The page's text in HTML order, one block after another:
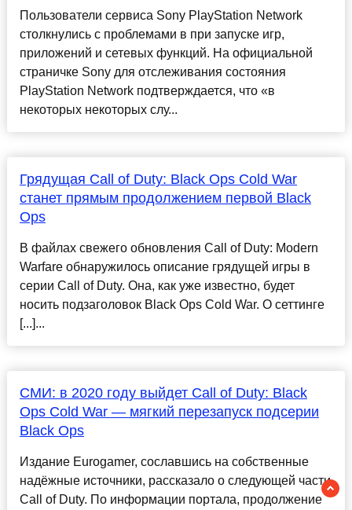
Пользователи сервиса Sony PlayStation Network
столкнулись с проблемами в при запуске игр,
приложений и сетевых функций. На официальной
страничке Sony для отслеживания состояния
PlayStation Network подтверждается, что «в
некоторых некоторых слу...
Грядущая Call of Duty: Black Ops Cold War
станет прямым продолжением первой Black
Ops
В файлах свежего обновления Call of Duty: Modern
Warfare обнаружилось описание грядущей игры в
серии Call of Duty. Она, как уже известно, будет
носить подзаголовок Black Ops Cold War. О сеттинге
[...]...
СМИ: в 2020 году выйдет Call of Duty: Black
Ops Cold War — мягкий перезапуск подсерии
Black Ops
Издание Eurogamer, сославшись на собственные
надёжные источники, рассказало о следующей части
Call of Duty. По информации портала, продолжение